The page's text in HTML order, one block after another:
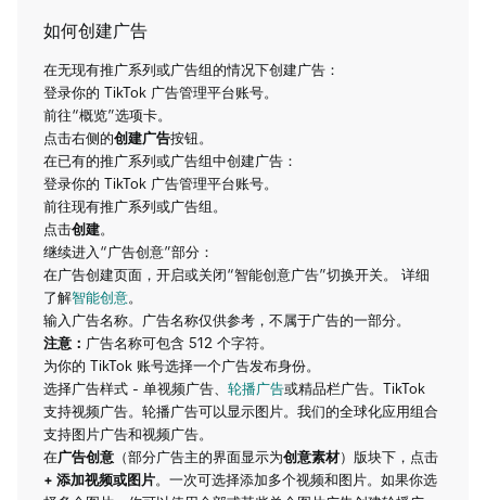
如何创建广告
在无现有推广系列或广告组的情况下创建广告：
登录你的 TikTok 广告管理平台账号。
前往“概览”选项卡。
点击右侧的创建广告按钮。
在已有的推广系列或广告组中创建广告：
登录你的 TikTok 广告管理平台账号。
前往现有推广系列或广告组。
点击创建。
继续进入“广告创意”部分：
在广告创建页面，开启或关闭“智能创意广告”切换开关。 详细
了解智能创意。
输入广告名称。广告名称仅供参考，不属于广告的一部分。
注意： 广告名称可包含 512 个字符。
为你的 TikTok 账号选择一个广告发布身份。
选择广告样式 - 单视频广告、 轮播广告或精品栏广告。TikTok
支持视频广告。轮播广告可以显示图片。我们的全球化应用组合
支持图片广告和视频广告。
在广告创意 （部分广告主的界面显示为创意素材）版块下，点击
+ 添加视频或图片。一次可选择添加多个视频和图片。如果你选